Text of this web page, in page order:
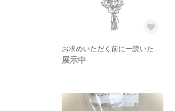
展示中